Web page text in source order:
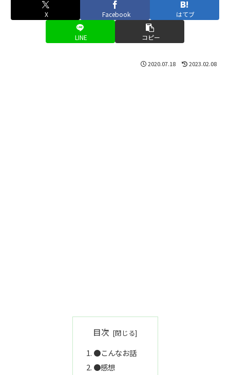
X Facebook はてブ
LINE コピー
2020.07.18 2023.02.08
目次
●こんなお話
●感想